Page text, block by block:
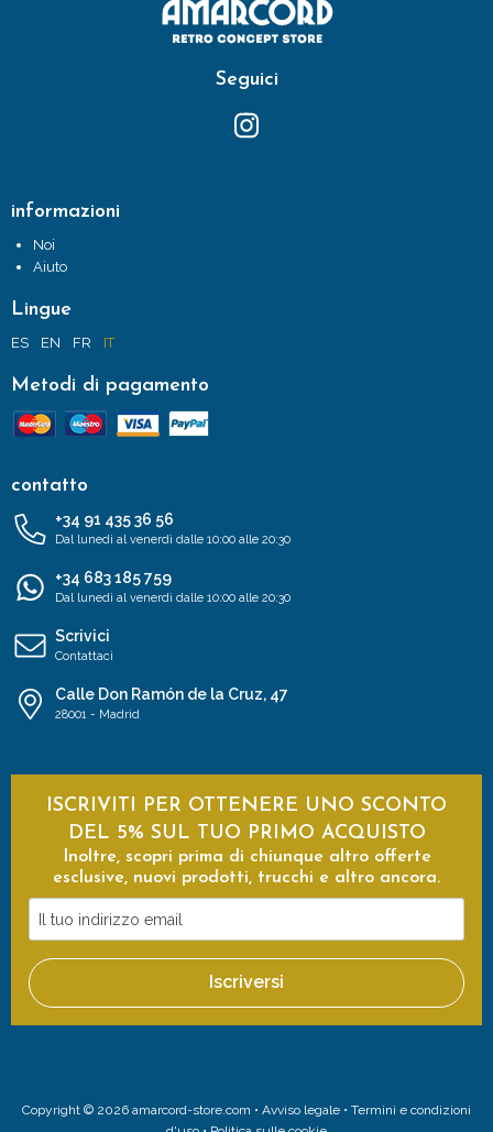
Seguici
informazioni
Noi
Aiuto
Lingue
ES EN FR IT
Metodi di pagamento
contatto
+34 91 435 36 56
Dal lunedì al venerdì dalle 10:00 alle 20:30
+34 683 185 759
Dal lunedì al venerdì dalle 10:00 alle 20:30
Scrivici
Contattaci
Calle Don Ramón de la Cruz, 47
28001 - Madrid
ISCRIVITI PER OTTENERE UNO SCONTO
DEL 5% SUL TUO PRIMO ACQUISTO
Inoltre, scopri prima di chiunque altro offerte
esclusive, nuovi prodotti, trucchi e altro ancora.
tuo
indirizzo
email
Iscriversi
Copyright © 2026 amarcord-store.com • Avviso legale • Termini e condizioni